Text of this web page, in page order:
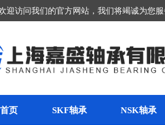
迎访问我们的官方网站，我们将竭诚为您服
页 SKF轴承 NSK轴承